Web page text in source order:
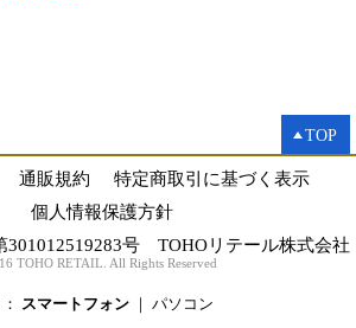
TOP
通販規約
特定商取引に基づく表示
個人情報保護方針
号 TOHOリテール株式会社
TOHO RETAIL. All Rights Reserved
スマートフォン｜ パソコン